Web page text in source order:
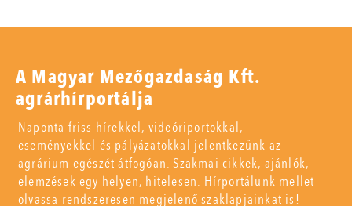
A Magyar Mezőgazdaság Kft.
agrárhírportálja
Naponta friss hírekkel, videóriportokkal,
eseményekkel és pályázatokkal jelentkezünk az
agrárium egészét átfogóan. Szakmai cikkek, ajánlók,
elemzések egy helyen, hitelesen. Hírportálunk mellet
olvassa rendszeresen megjelenő szaklapjainkat is!